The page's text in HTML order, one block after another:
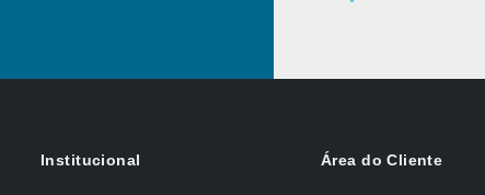
Institucional Área do Cliente